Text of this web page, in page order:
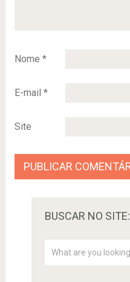
Nome *
E-mail *
Site
BUSCAR NO SITE: